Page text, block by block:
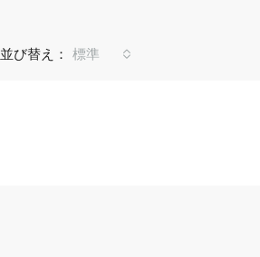
並び替え： 標準